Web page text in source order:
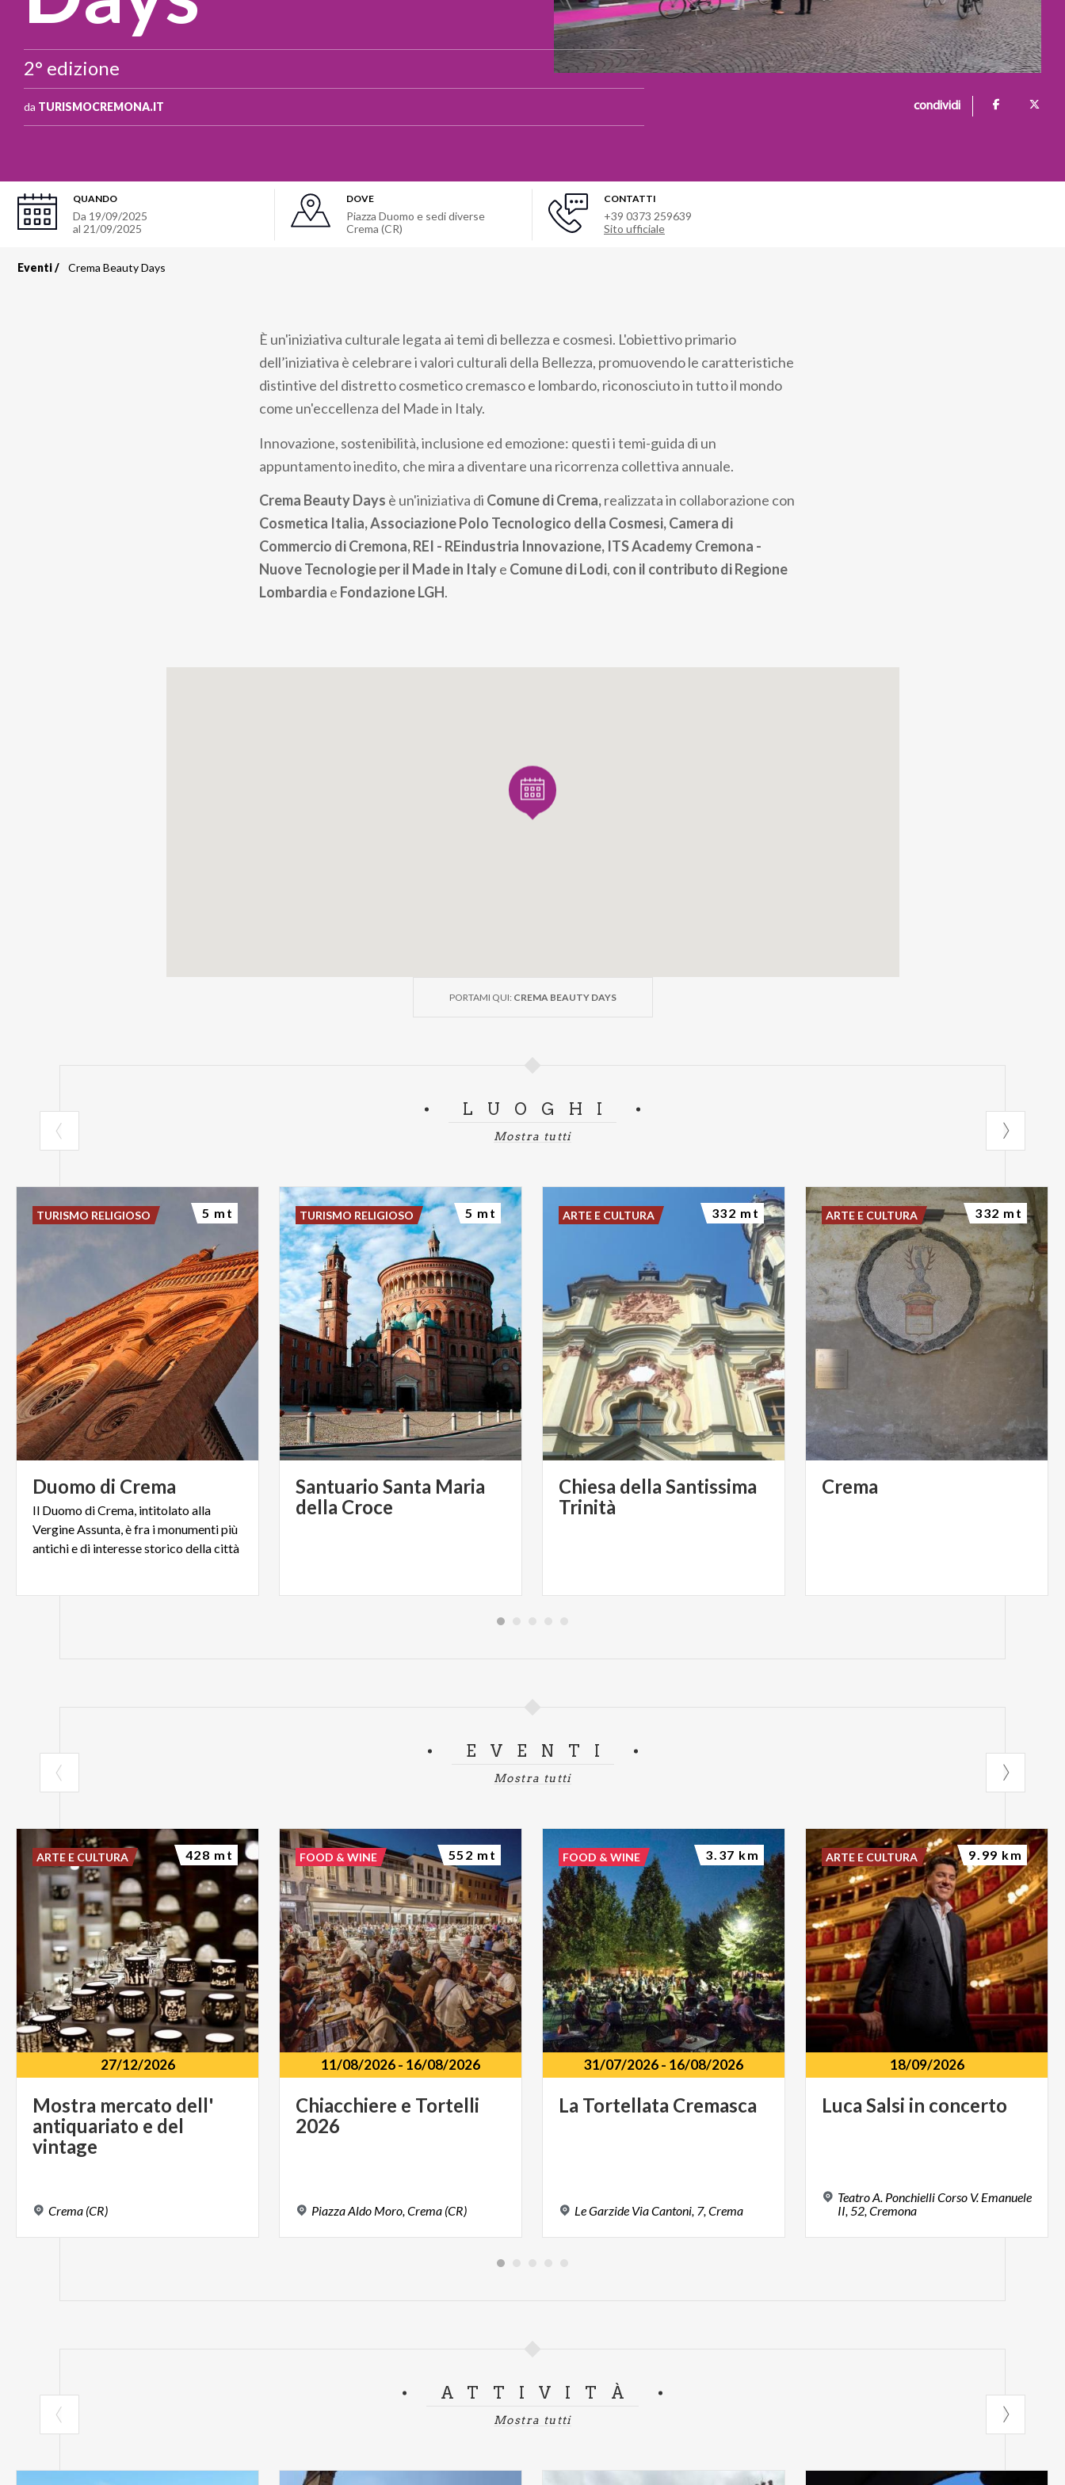
2° edizione
da TURISMOCREMONA.IT condividi
QUANDO
Da 19/09/2025
al 21/09/2025
DOVE
Piazza Duomo e sedi diverse
Crema (CR)
CONTATTI
+39 0373 259639
Sito ufficiale
Eventi Crema Beauty Days
È un'iniziativa culturale legata ai temi di bellezza e cosmesi. L'obiettivo primario
dell’iniziativa è celebrare i valori culturali della Bellezza, promuovendo le caratteristiche
distintive del distretto cosmetico cremasco e lombardo, riconosciuto in tutto il mondo
come un'eccellenza del Made in Italy.
Innovazione, sostenibilità, inclusione ed emozione: questi i temi-guida di un
appuntamento inedito, che mira a diventare una ricorrenza collettiva annuale.
Crema Beauty Days è un'iniziativa di Comune di Crema,realizzata in collaborazione con
Cosmetica Italia, Associazione Polo Tecnologico della Cosmesi, Camera di
Commercio di Cremona, REI - REindustria Innovazione, ITS Academy Cremona -
Nuove Tecnologie per il Made in Italye Comune di Lodi, con il contributo di Regione
Lombardia e Fondazione LGH.
PORTAMI QUI: CREMA BEAUTY DAYS
LUOGHI
Mostra tutti
Duomo di Crema
Il Duomo di Crema, intitolato alla
Vergine Assunta, è fra i monumenti più
antichi e di interesse storico della città
TURISMO RELIGIOSO 5 mt
Santuario Santa Maria
della Croce
TURISMO RELIGIOSO 5 mt
Chiesa della Santissima
Trinità
ARTE E CULTURA 332 mt
Crema
ARTE E CULTURA 332 mt
EVENTI
Mostra tutti
27/12/2026
Mostra mercato dell'
antiquariato e del
vintage
Crema (CR)
ARTE E CULTURA 428 mt
11/08/2026- 16/08/2026
Chiacchiere e Tortelli
2026
PiazzaAldo Moro,Crema (CR)
FOOD & WINE 552 mt
31/07/2026- 16/08/2026
La Tortellata Cremasca
LeGarzide ViaCantoni, 7,Crema
FOOD & WINE 3.37 km
18/09/2026
Luca Salsi in concerto
Teatro A. Ponchielli Corso V. Emanuele
II, 52, Cremona
ARTE E CULTURA 9.99 km
ATTIVITÀ
Mostra tutti